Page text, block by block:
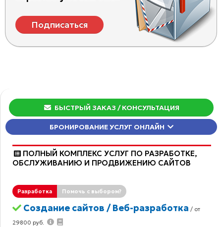
Подписаться
БЫСТРЫЙ ЗАКАЗ / КОНСУЛЬТАЦИЯ
БРОНИРОВАНИЕ УСЛУГ ОНЛАЙН
ПОЛНЫЙ КОМПЛЕКС УСЛУГ ПО РАЗРАБОТКЕ,
ОБCЛУЖИВАНИЮ И ПРОДВИЖЕНИЮ САЙТОВ
Разработка Помочь с выбором?
Создание сайтов / Веб-разработка / от
29800 руб.